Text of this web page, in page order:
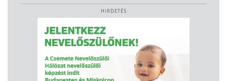
HIRDETÉS